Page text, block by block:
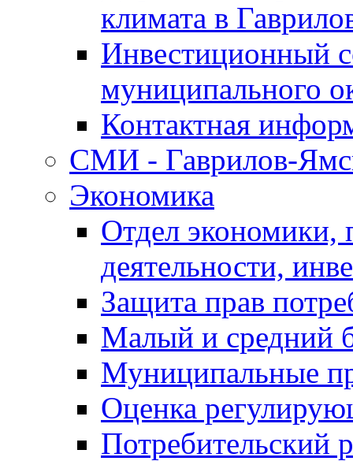
климата в
Инвестиционный
муниципального
Контактная
СМИ - Гаврилов-
Экономика
Отдел экономики,
деятельности,
Защита прав
Малый и средний
Муниципальные
Оценка
Потребительский